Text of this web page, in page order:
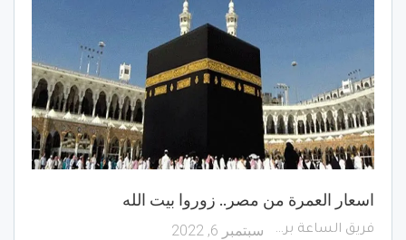
اسعار العمرة من مصر.. زوروا بيت الله
فريق الساعة برس سبتمبر 6, 2022